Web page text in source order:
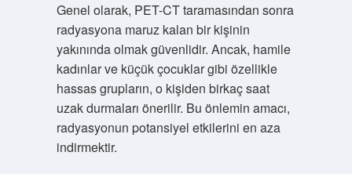
Genel olarak, PET-CT taramasından sonra
radyasyona maruz kalan bir kişinin
yakınında olmak güvenlidir. Ancak, hamile
kadınlar ve küçük çocuklar gibi özellikle
hassas grupların, o kişiden birkaç saat
uzak durmaları önerilir. Bu önlemin amacı,
radyasyonun potansiyel etkilerini en aza
indirmektir.